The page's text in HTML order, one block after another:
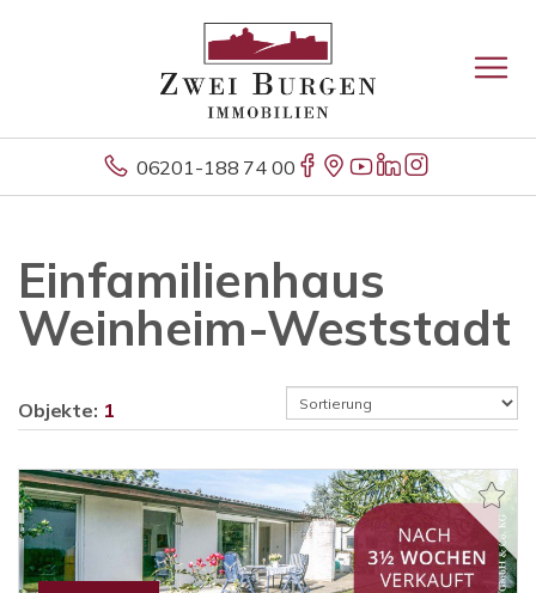
06201-188 74 00
Einfamilienhaus
Weinheim-Weststadt
Objekte: 1